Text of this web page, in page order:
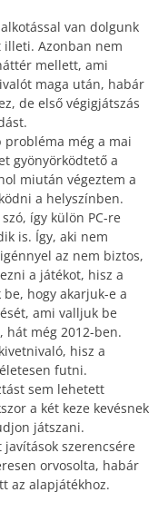
van dolgunk
illeti. Azonban nem
mellett, ami
maga után, habár
de első végigjátszás
probléma még a mai
gyönyörködtető a
miután végeztem a
a helyszínben.
így külön PC-re
is. Így, aki nem
az nem biztos,
a játékot, hisz a
hogy akarjuk-e a
ami valljuk be
hát még 2012-ben.
hisz a
futni.
sem lehetett
a két keze kevésnek
játszani.
szerencsére
orvosolta, habár
az alapjátékhoz.